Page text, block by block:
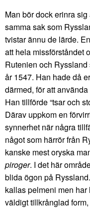
Man bör dock erinra
samma sak som
tvistar ännu de lärde.
att hela missförståndet
Rutenien och
år 1547. Han hade då
därmed, för att
Han tillförde “tsar och
Därav uppkom en
synnerhet när några
något som härrör från
kanske mest oryska
piroger. I det här
blida ögon på
kallas pelmeni men
väldigt tillkrånglad